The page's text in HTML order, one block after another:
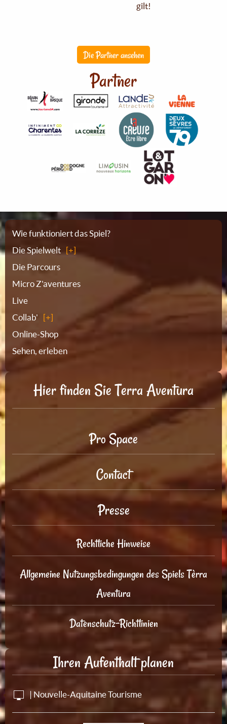
gilt!
Die Partner ansehen
Partner
Sitemap
Wie funktioniert das Spiel?
Die Spielwelt
Die Parcours
Micro Z'aventures
Live
Collab'
Online-Shop
Sehen, erleben
Hier finden Sie Terra Aventura
Pro Space
Contact
Presse
Rechtliche Hinweise
Allgemeine Nutzungsbedingungen des Spiels Tèrra
Aventura
Datenschutz-Richtlinien
Ihren Aufenthalt planen
| Nouvelle-Aquitaine Tourisme